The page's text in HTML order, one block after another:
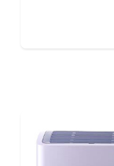
استشعر وجود